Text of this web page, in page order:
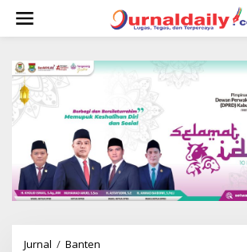
w
Jurnal / Banten